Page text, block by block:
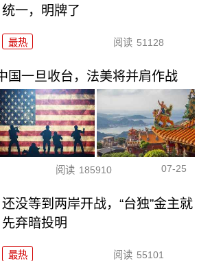
统一，明牌了
最热 阅读 51128
国一旦收台，法美将并肩作战
阅读 185910 07-25
还没等到两岸开战，“台独”金主就
先弃暗投明
最热 阅读 55101